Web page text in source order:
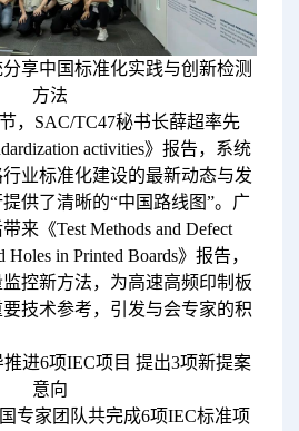
享中国标准化实践与创新检测
方法
，SAC/TC47秘书长薛超率先
activities》报告，系统
业标准化建设的最新动态与发
供了清晰的“中国路线图”。广
来《Test Methods and Defect
in Printed Boards》报告，
控新方法，为高速高频印制板
技术参考，引发与会专家的积
进6项IEC项目 提出3项新提案
意向
专家团队共完成6项IEC标准项